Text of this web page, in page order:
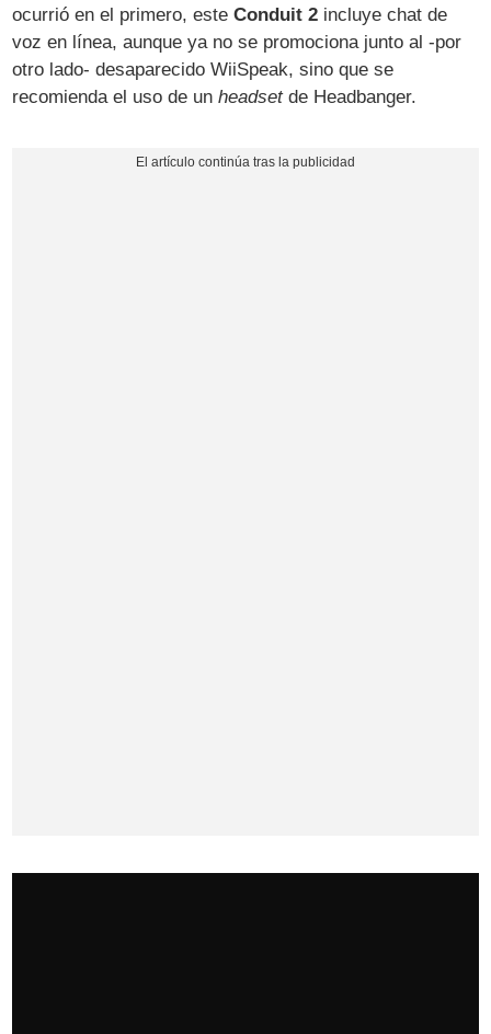
ocurrió en el primero, esteConduit 2 incluye chat de
voz en línea, aunque ya no se promociona junto al -por
otro lado- desaparecido WiiSpeak, sino que se
recomienda el uso de unheadsetde Headbanger.